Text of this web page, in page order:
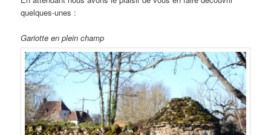
quelques-unes :
Gariotte en plein champ